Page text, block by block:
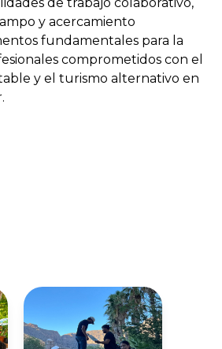
y acercamiento
fundamentales para la
comprometidos con el
y el turismo alternativo en